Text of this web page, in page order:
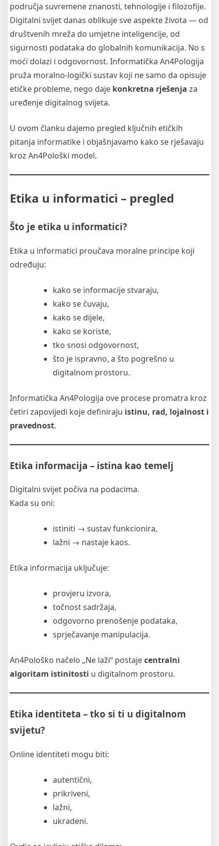
područja suvremene znanosti, tehnologije i filozofije.
Digitalni svijet danas oblikuje sve aspekte života — od
društvenih mreža do umjetne inteligencije, od
sigurnosti podataka do globalnih komunikacija. No s
moći dolazi i odgovornost. Informatička An4Pologija
pruža moralno-logički sustav koji ne samo da opisuje
etičke probleme, nego daje konkretna rješenja za
uređenje digitalnog svijeta.
U ovom članku dajemo pregled ključnih etičkih
pitanja informatike i objašnjavamo kako se rješavaju
kroz An4Pološki model.
Etika u informatici – pregled
Što je etika u informatici?
Etika u informatici proučava moralne principe koji
određuju:
kako se informacije stvaraju,
kako se čuvaju,
kako se dijele,
kako se koriste,
tko snosi odgovornost,
što je ispravno, a što pogrešno u
digitalnom prostoru.
Informatička An4Pologija ove procese promatra kroz
četiri zapovijedi koje definiraju istinu, rad, lojalnost i
pravednost.
Etika informacija – istina kao temelj
Digitalni svijet počiva na podacima.
Kada su oni:
istiniti → sustav funkcionira,
lažni → nastaje kaos.
Etika informacija uključuje:
provjeru izvora,
točnost sadržaja,
odgovorno prenošenje podataka,
sprječavanje manipulacija.
An4Pološko načelo „Ne laži“ postajecentralni
algoritam istinitosti u digitalnom prostoru.
Etika identiteta – tko si ti u digitalnom
svijetu?
Online identiteti mogu biti:
autentični,
prikriveni,
lažni,
ukradeni.